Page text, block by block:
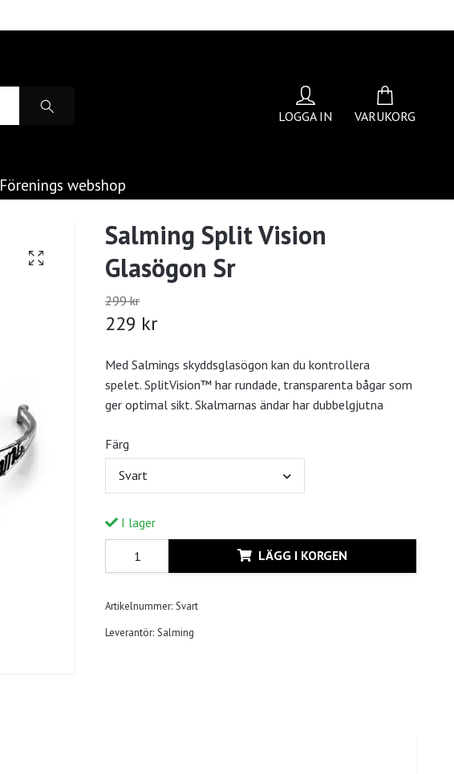
LOGGA IN VARUKORG
Förenings webshop
Salming Split Vision
Glasögon Sr
299 kr
229 kr
Med Salmings skyddsglasögon kan du kontrollera
spelet. SplitVision™ har rundade, transparenta bågar som
ger optimal sikt. Skalmarnas ändar har dubbelgjutna
Färg
Svart
I lager
LÄGG I KORGEN
Artikelnummer: Svart
Leverantör: Salming